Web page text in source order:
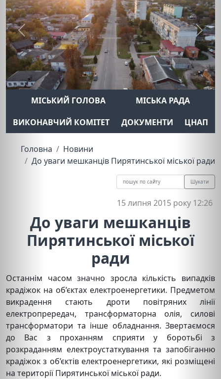
Previous Next
МІСЬКИЙ ГОЛОВА
МІСЬКА РАДА
ВИКОНАВЧИЙ КОМІТЕТ
ДОКУМЕНТИ ЦНАП
Головна
Новини
До уваги мешканців Пирятинської міської ради
Шукати
15 липня 2015 року 12:26
До уваги мешканців
Пирятинської міської
ради
Останнім часом значно зросла кількість випадків
крадіжок на об’єктах електроенергетики. Предметом
викрадення стають дроти повітряних лінії
електропрередач, трансформаторна олія, силові
трансформатори та інше обладнання. Звертаємося
до Вас з проханням сприяти у боротьбі з
розкраданням електроустаткування та запобіганню
крадіжок з об’єктів електроенергетики, які розміщені
на території Пирятинської міської ради.